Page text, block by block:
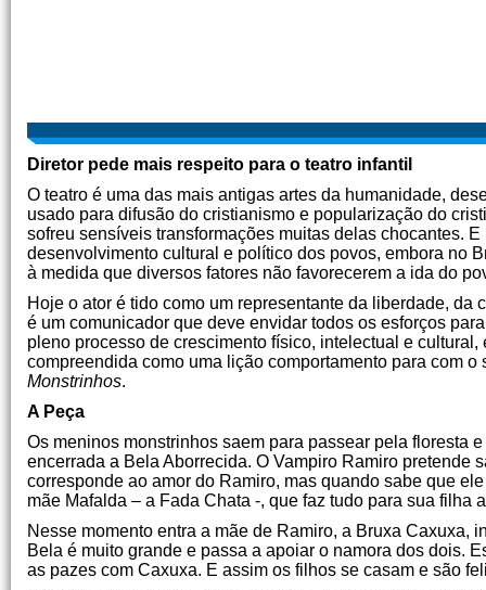
Diretor pede mais respeito para o teatro infantil
O teatro é uma das mais antigas artes da humanidade,
usado para difusão do cristianismo e popularização do
sofreu sensíveis transformações muitas delas chocantes.
desenvolvimento cultural e político dos povos, embora no
à medida que diversos fatores não favorecerem a ida do
Hoje o ator é tido como um representante da liberdade,
é um comunicador que deve envidar todos os esforços
pleno processo de crescimento físico, intelectual e
compreendida como uma lição comportamento para com
Monstrinhos.
A Peça
Os meninos monstrinhos saem para passear pela floresta
encerrada a Bela Aborrecida. O Vampiro Ramiro pretende
corresponde ao amor do Ramiro, mas quando sabe que
mãe Mafalda – a Fada Chata -, que faz tudo para sua filha
Nesse momento entra a mãe de Ramiro, a Bruxa Caxuxa,
Bela é muito grande e passa a apoiar o namora dos dois.
as pazes com Caxuxa. E assim os filhos se casam e são